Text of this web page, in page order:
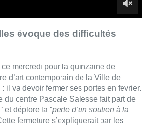
le service culture fait partie de
on a du faire des choix”,
Philippe Close (PS) au micro de
qui est en cause. On a du faire
le reste des institutions.”
un peu plus d’un an après la
à la suite d’importants travaux de
sont maintenues jusqu’en février. On